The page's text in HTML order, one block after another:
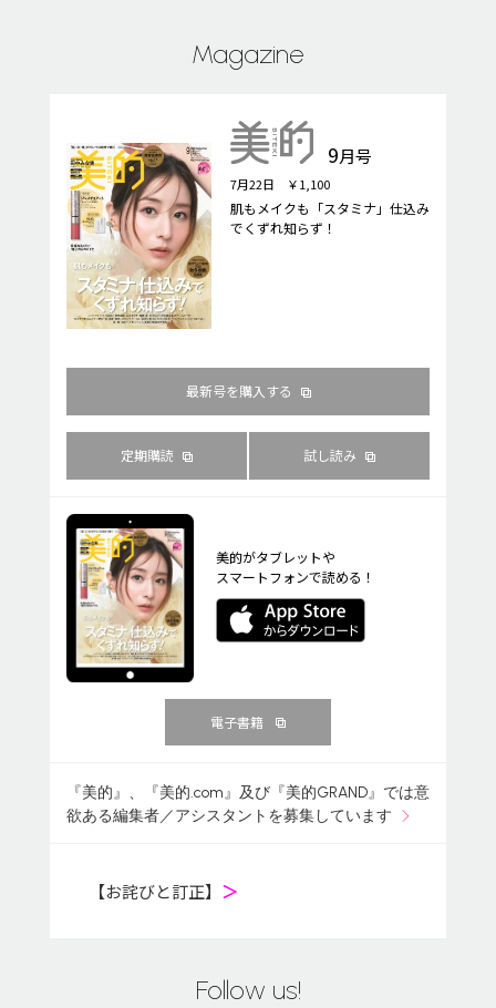
Magazine
9月号
7月22日 ￥1,100
肌もメイクも「スタミナ」仕込み
でくずれ知らず！
最新号を購入する
定期購読 試し読み
美的がタブレットや
スマートフォンで読める！
電子書籍
『美的』、『美的.com』及び『美的GRAND』では意
欲ある編集者／アシスタントを募集しています
【お詫びと訂正】 ＞
Follow us!